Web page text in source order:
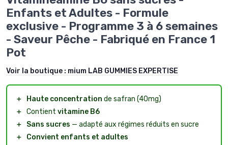
Enfants et Adultes - Formule
exclusive - Programme 3 à 6 semaines
- Saveur Pêche - Fabriqué en France 1
Pot
Voir la boutique : mium LAB GUMMIES EXPERTISE
＋ Haute concentration de safran (40mg)
＋ Contient vitamine B6
＋
Sans sucres — adapté aux régimes réduits en sucre
＋
Convient enfants et adultes